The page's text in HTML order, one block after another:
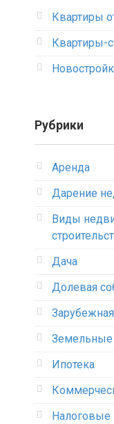
Квартиры
Квартиры-
Рубрики
Аренда
Дарение
Виды
Дача
Долевая
Ипотека
Налоговые